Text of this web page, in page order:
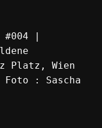
#004 |
Platz, Wien
: Sascha